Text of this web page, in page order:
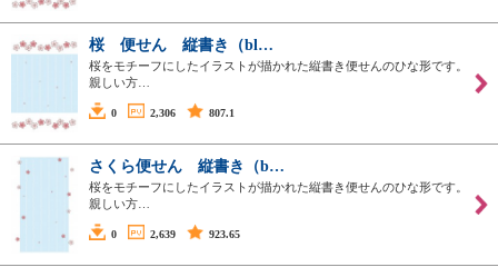
桜 便せん 縦書き（bl…
桜をモチーフにしたイラストが描かれた縦書き便せんのひな形です。
親しい方…
0 2,306 807.1
さくら便せん 縦書き（b…
桜をモチーフにしたイラストが描かれた縦書き便せんのひな形です。
親しい方…
0 2,639 923.65